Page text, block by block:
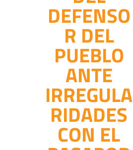
DEFENSO
R DEL
PUEBLO
ANTE
IRREGULA
RIDADES
CON EL